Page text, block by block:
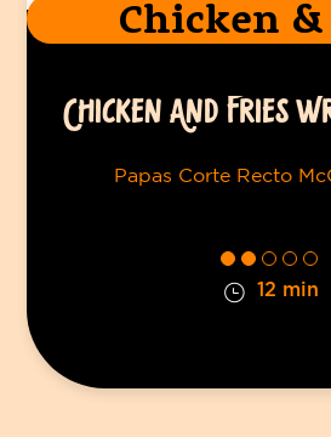
Chicken
CHICKEN AND FRIES
Papas Corte Recto
12 min